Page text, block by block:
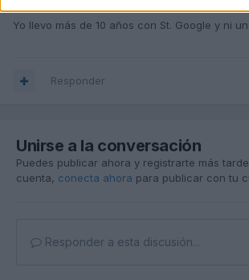
Yo llevo más de 10 años con St. Google y ni
Responder
Unirse a la conversación
Puedes publicar ahora y registrarte más
cuenta, conecta ahora para publicar con tu
Responder a esta discusión...